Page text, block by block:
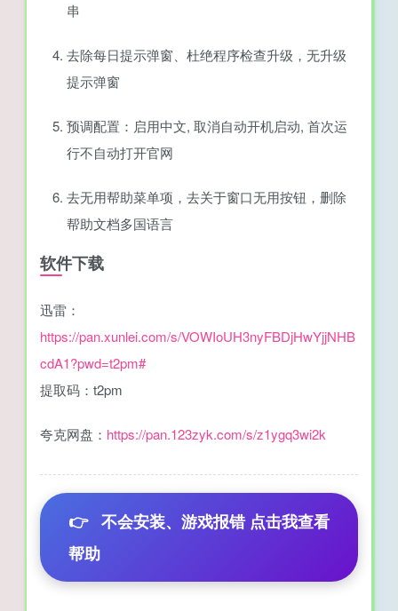
串
去除每日提示弹窗、杜绝程序检查升级，无升级
提示弹窗
预调配置：启用中文, 取消自动开机启动, 首次运
行不自动打开官网
去无用帮助菜单项，去关于窗口无用按钮，删除
帮助文档多国语言
软件下载
迅雷：
https://pan.xunlei.com/s/VOWIoUH3nyFBDjHwYjjNHB
cdA1?pwd=t2pm#
提取码：t2pm
夸克网盘： https://pan.123zyk.com/s/z1ygq3wi2k
👉 不会安装、游戏报错 点击我查看
帮助